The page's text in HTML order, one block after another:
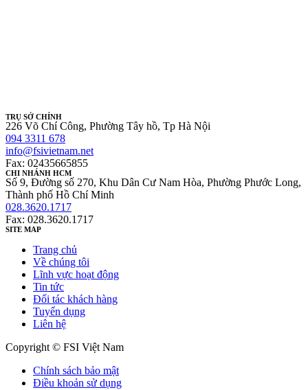
TRỤ SỞ CHÍNH
226 Võ Chí Công, Phường Tây hồ, Tp Hà Nội
094 3311 678
info@fsivietnam.net
Fax: 02435665855
CHI NHÁNH HCM
Số 9, Đường số 270, Khu Dân Cư Nam Hòa, Phường Phước Long,
Thành phố Hồ Chí Minh
028.3620.1717
Fax: 028.3620.1717
SITE MAP
Trang chủ
Về chúng tôi
Lĩnh vực hoạt động
Tin tức
Đối tác khách hàng
Tuyển dụng
Liên hệ
Copyright © FSI Việt Nam
Chính sách bảo mật
Điều khoản sử dụng